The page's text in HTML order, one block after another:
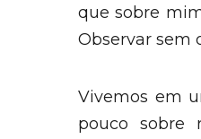
que sobre
Observar sem
Vivemos em
pouco sobre